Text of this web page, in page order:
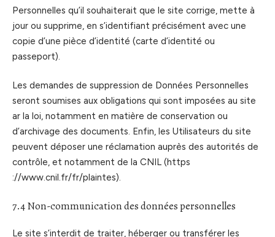
Personnelles qu’il souhaiterait que le site corrige, mette à
jour ou supprime, en s’identifiant précisément avec une
copie d’une pièce d’identité (carte d’identité ou
passeport).
Les demandes de suppression de Données Personnelles
seront soumises aux obligations qui sont imposées au site
ar la loi, notamment en matière de conservation ou
d’archivage des documents. Enfin, les Utilisateurs du site
peuvent déposer une réclamation auprès des autorités de
contrôle, et notamment de la CNIL (https
://www.cnil.fr/fr/plaintes).
7.4 Non-communication des données personnelles
Le site s’interdit de traiter, héberger ou transférer les